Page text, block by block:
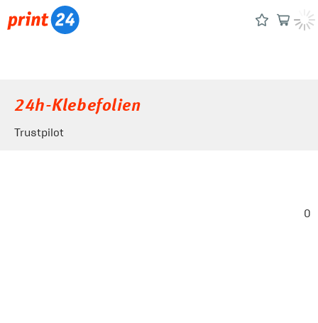
24h-Klebefolien
Trustpilot
0